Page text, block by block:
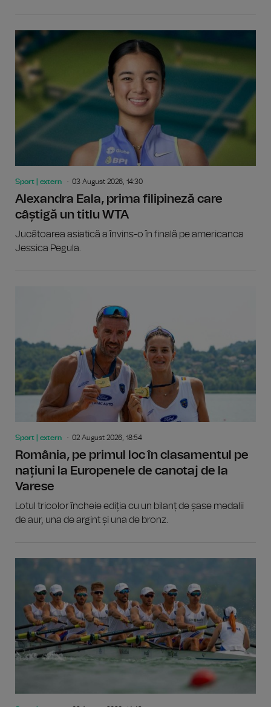
Sport | extern 03 August 2026, 14:30
Alexandra Eala, prima filipineză care
câștigă un titlu WTA
Jucătoarea asiatică a învins-o în finală pe americanca
Jessica Pegula.
Sport | extern 02 August 2026, 18:54
România, pe primul loc în clasamentul pe
națiuni la Europenele de canotaj de la
Varese
Lotul tricolor încheie ediția cu un bilanț de șase medalii
de aur, una de argint și una de bronz.